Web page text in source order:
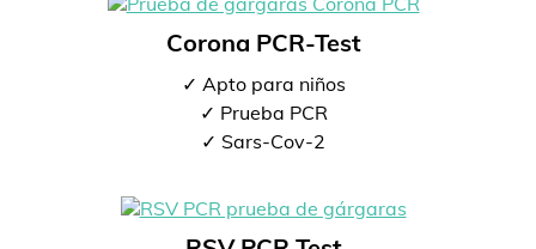
Corona PCR-Test
✓ Apto para niños
✓ Prueba PCR
✓ Sars-Cov-2